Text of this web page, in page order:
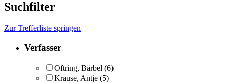
Suchfilter
Zur Trefferliste springen
Verfasser
Oftring, Bärbel (6)
Krause, Antje (5)